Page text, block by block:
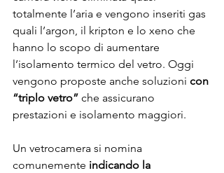
totalmente l’aria e vengono inseriti gas
quali l’argon, il kripton e lo xeno che
hanno lo scopo di aumentare
l’isolamento termico del vetro. Oggi
vengono proposte anche soluzioni con
“triplo vetro” che assicurano
prestazioni e isolamento maggiori.
Un vetrocamera si nomina
comunemente indicando la